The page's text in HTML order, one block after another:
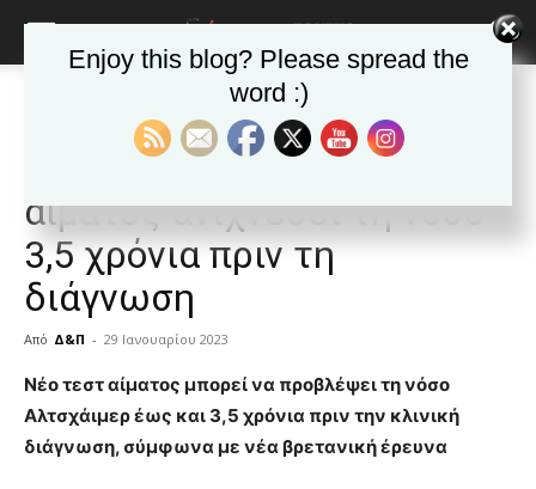
ΕΙΔΗΣΕΙΣ Κόσμος
Αλτσχάιμερ: Νέο τεστ
αίματος ανιχνεύει τη νόσο
3,5 χρόνια πριν τη
διάγνωση
Από Δ&Π - 29 Ιανουαρίου 2023
blonde
lesbians
hot
Νέο τεστ αίματος μπορεί να προβλέψει τη νόσο
Αλτσχάιμερ έως και 3,5 χρόνια πριν την κλινική
διάγνωση, σύμφωνα με νέα βρετανική έρευνα
Enjoy this blog? Please spread the
word :)